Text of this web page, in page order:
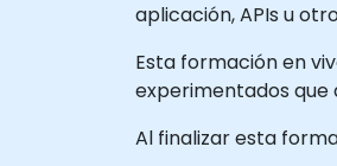
aplicación, APIs u
Esta formación en
experimentados
Al finalizar esta